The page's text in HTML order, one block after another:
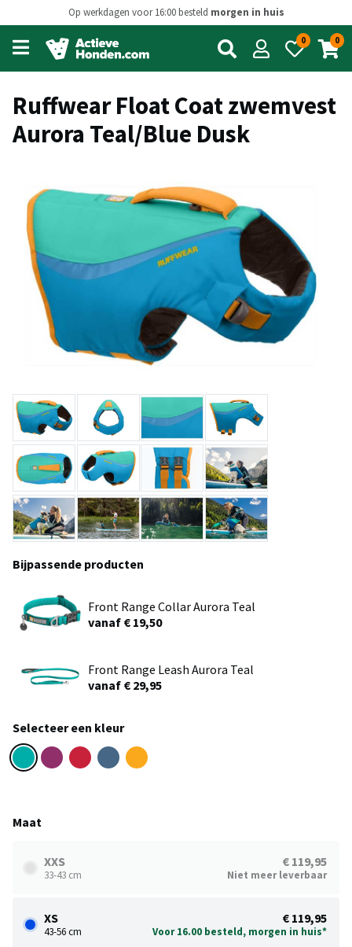
Op werkdagen voor 16:00 besteld morgen in huis
Open
main
menu
0 0
Ruffwear Float Coat zwemvest
Aurora Teal/Blue Dusk
Bijpassende producten
Front Range Collar Aurora Teal
vanaf € 19,50
Front Range Leash Aurora Teal
vanaf € 29,95
Selecteer een kleur
Maat
XXS
33-43 cm
€ 119,95
Niet meer leverbaar
XS
43-56 cm
€ 119,95
Voor 16.00 besteld, morgen in huis*